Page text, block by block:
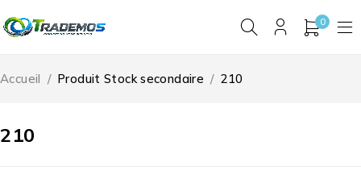
0
210
Accueil / Produit Stock secondaire / 210